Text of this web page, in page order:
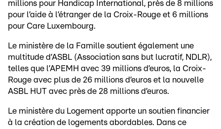
millions pour Handicap International, près de 8 millions
pour l’aide à l’étranger de la Croix-Rouge et 6 millions
pour Care Luxembourg.
Le ministère de la Famille soutient également une
multitude d’ASBL (Association sans but lucratif, NDLR),
telles que l’APEMH avec 39 millions d’euros, la Croix-
Rouge avec plus de 26 millions d’euros et la nouvelle
ASBL HUT avec près de 28 millions d’euros.
Le ministère du Logement apporte un soutien financier
à la création de logements abordables. Dans ce